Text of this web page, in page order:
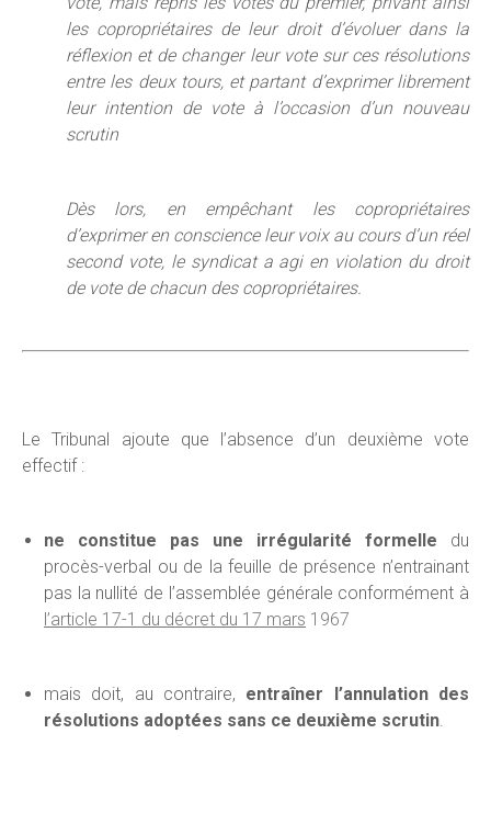
les copropriétaires de leur droit d’évoluer dans la
réflexion et de changer leur vote sur ces résolutions
entre les deux tours, et partant d’exprimer librement
leur intention de vote à l’occasion d’un nouveau
scrutin
Dès lors, en empêchant les copropriétaires
d’exprimer en conscience leur voix au cours d’un réel
second vote, le syndicat a agi en violation du droit
de vote de chacun des copropriétaires.
Le Tribunal ajoute que l’absence d’un deuxième vote
effectif :
ne constitue pas une irrégularité formelle du
procès-verbal ou de la feuille de présence n’entrainant
pas la nullité de l’assemblée générale conformément à
l’article 17-1 du décret du 17 mars 1967
mais doit, au contraire, entraîner l’annulation des
résolutions adoptées sans ce deuxième scrutin.